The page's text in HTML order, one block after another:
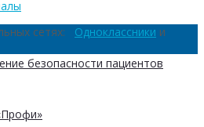
безопасности пациентов
сетях: Одноклассники и